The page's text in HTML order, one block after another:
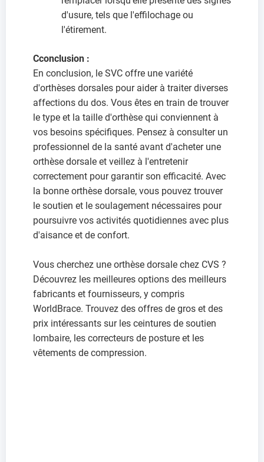
d'usure, tels que l'effilochage ou
l'étirement.
Cconclusion :
En conclusion, le SVC offre une variété
d'orthèses dorsales pour aider à traiter diverses
affections du dos. Vous êtes en train de trouver
le type et la taille d'orthèse qui conviennent à
vos besoins spécifiques. Pensez à consulter un
professionnel de la santé avant d'acheter une
orthèse dorsale et veillez à l'entretenir
correctement pour garantir son efficacité. Avec
la bonne orthèse dorsale, vous pouvez trouver
le soutien et le soulagement nécessaires pour
poursuivre vos activités quotidiennes avec plus
d'aisance et de confort.
Vous cherchez une orthèse dorsale chez CVS ?
Découvrez les meilleures options des meilleurs
fabricants et fournisseurs, y compris
WorldBrace. Trouvez des offres de gros et des
prix intéressants sur les ceintures de soutien
lombaire, les correcteurs de posture et les
vêtements de compression.